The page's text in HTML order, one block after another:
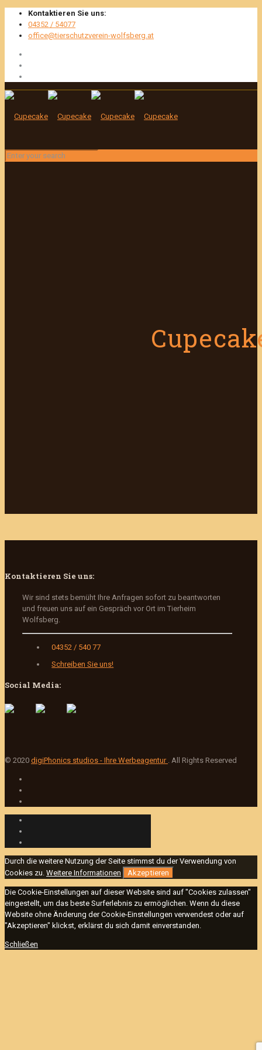
Kontaktieren Sie uns:
04352 / 54077
office@tierschutzverein-wolfsberg.at
Kontaktieren Sie uns:
Wir sind stets bemüht Ihre Anfragen sofort zu beantworten
und freuen uns auf ein Gespräch vor Ort im Tierheim
Wolfsberg.
04352 / 540 77
Schreiben Sie uns!
Social Media:
© 2020 digiPhonics studios - Ihre Werbeagentur . All Rights Reserved
Durch die weitere Nutzung der Seite stimmst du der Verwendung von
Cookies zu. Weitere Informationen Akzeptieren
Die Cookie-Einstellungen auf dieser Website sind auf "Cookies zulassen"
eingestellt, um das beste Surferlebnis zu ermöglichen. Wenn du diese
Website ohne Änderung der Cookie-Einstellungen verwendest oder auf
"Akzeptieren" klickst, erklärst du sich damit einverstanden.
Schließen